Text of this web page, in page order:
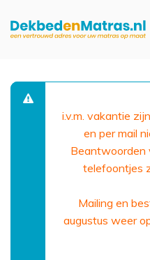
i.v.m. vakantie
en per mail
Beantwoorden
telefoontjes
Mailing en
augustus weer